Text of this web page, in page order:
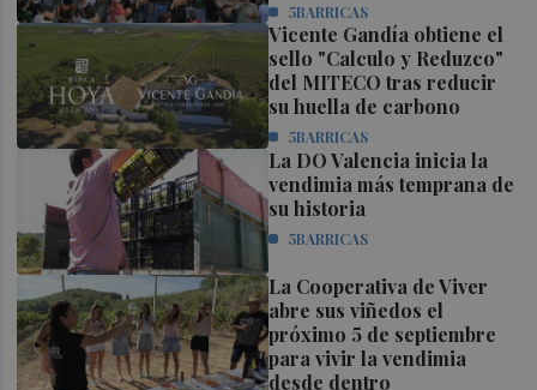
5BARRICAS
Vicente Gandía obtiene el
sello "Calculo y Reduzco"
del MITECO tras reducir
su huella de carbono
5BARRICAS
La DO Valencia inicia la
vendimia más temprana de
su historia
5BARRICAS
La Cooperativa de Viver
abre sus viñedos el
próximo 5 de septiembre
para vivir la vendimia
desde dentro